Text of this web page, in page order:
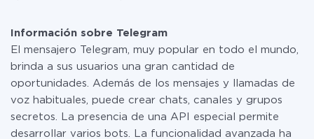
Información sobre Telegram
El mensajero Telegram, muy popular en todo el mundo,
brinda a sus usuarios una gran cantidad de
oportunidades. Además de los mensajes y llamadas de
voz habituales, puede crear chats, canales y grupos
secretos. La presencia de una API especial permite
desarrollar varios bots. La funcionalidad avanzada ha